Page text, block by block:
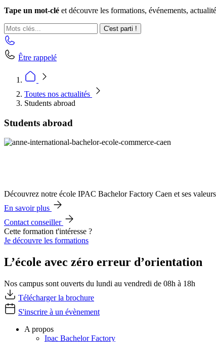
Tape un mot-clé et découvre les formations, événements,
C'est parti !
Être rappelé
Toutes nos actualités
Students abroad
Students abroad
Découvrez notre école IPAC Bachelor Factory Caen et ses valeurs
En savoir plus
Contact conseiller
Cette formation t'intéresse ?
Je découvre les formations
L’école avec zéro erreur d’orientation
Nos campus sont ouverts du lundi au vendredi de 08h à 18h
Télécharger la brochure
S'inscrire à un évènement
A propos
Ipac Bachelor Factory